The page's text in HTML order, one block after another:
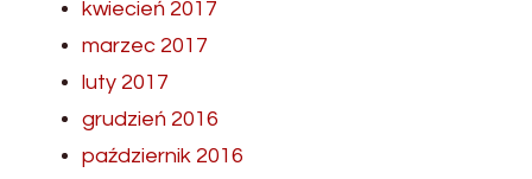
kwiecień 2017
marzec 2017
luty 2017
grudzień 2016
październik 2016